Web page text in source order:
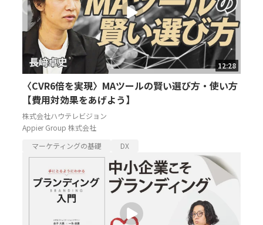
12:28
〈CVR6倍を実現〉MAツールの賢い選び方・使い方
【費用対効果をあげよう】
株式会社ハウテレビジョン
Appier Group 株式会社
マーケティングの基礎
DX